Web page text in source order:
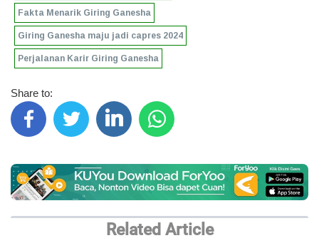
Fakta Menarik Giring Ganesha
Giring Ganesha maju jadi capres 2024
Perjalanan Karir Giring Ganesha
Share to:
Related Article